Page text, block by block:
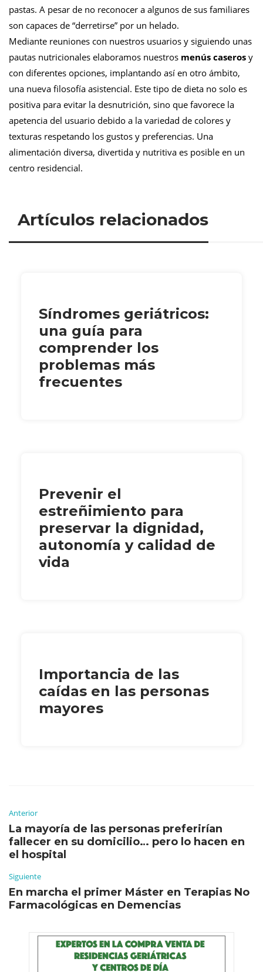
pastas. A pesar de no reconocer a algunos de sus familiares
son capaces de “derretirse” por un helado.
Mediante reuniones con nuestros usuarios y siguiendo unas
pautas nutricionales elaboramos nuestros menús caseros y
con diferentes opciones, implantando así en otro ámbito,
una nueva filosofía asistencial. Este tipo de dieta no solo es
positiva para evitar la desnutrición, sino que favorece la
apetencia del usuario debido a la variedad de colores y
texturas respetando los gustos y preferencias. Una
alimentación diversa, divertida y nutritiva es posible en un
centro residencial.
Artículos relacionados
Síndromes geriátricos:
una guía para
comprender los
problemas más
frecuentes
Prevenir el
estreñimiento para
preservar la dignidad,
autonomía y calidad de
vida
Importancia de las
caídas en las personas
mayores
Anterior
La mayoría de las personas preferirían
fallecer en su domicilio… pero lo hacen en
el hospital
Siguiente
En marcha el primer Máster en Terapias No
Farmacológicas en Demencias